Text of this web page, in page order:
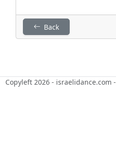
Back
Copyleft 2026 - israelidance.com -